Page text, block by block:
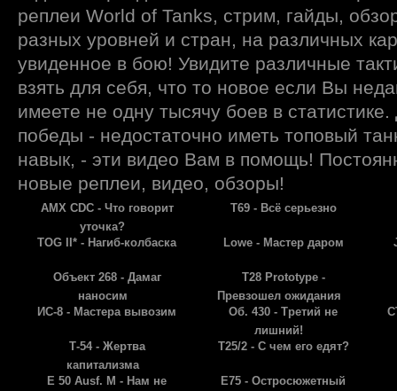
реплеи World of Tanks, стрим, гайды,
разных уровней и стран, на различных
увиденное в бою! Увидите различные
взять для себя, что то новое если Вы
имеете не одну тысячу боев в
победы - недостаточно иметь топовый
навык, - эти видео Вам в помощь!
новые реплеи, видео, обзоры!
AMX CDC - Что говорит
уточка?
Т69 - Всё серьезно
TOG II* - Нагиб-колбаска Lowe - Мастер даром
Объект 268 - Дамаг
наносим
T28 Prototype -
Превзошел ожидания
ИС-8 - Мастера вывозим
Об. 430 - Третий не
лишний!
Т-54 - Жертва
капитализма
T25/2 - С чем его едят?
E 50 Ausf. M - Нам не
E75 - Остросюжетный